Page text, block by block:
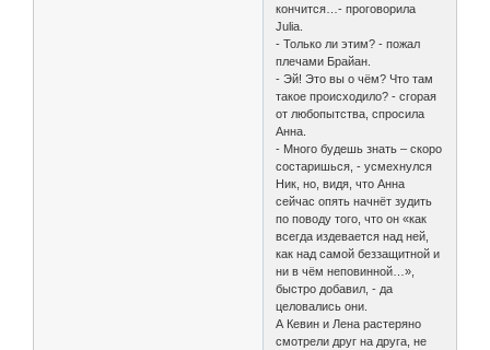
кончится…- проговорила
Julia.
- Только ли этим? - пожал
плечами Брайан.
- Эй! Это вы о чём? Что там
такое происходило? - сгорая
от любопытства, спросила
Анна.
- Много будешь знать – скоро
состаришься, - усмехнулся
Ник, но, видя, что Анна
сейчас опять начнёт зудить
по поводу того, что он «как
всегда издевается над ней,
как над самой беззащитной и
ни в чём неповинной…»,
быстро добавил, - да
целовались они.
А Кевин и Лена растеряно
смотрели друг на друга, не